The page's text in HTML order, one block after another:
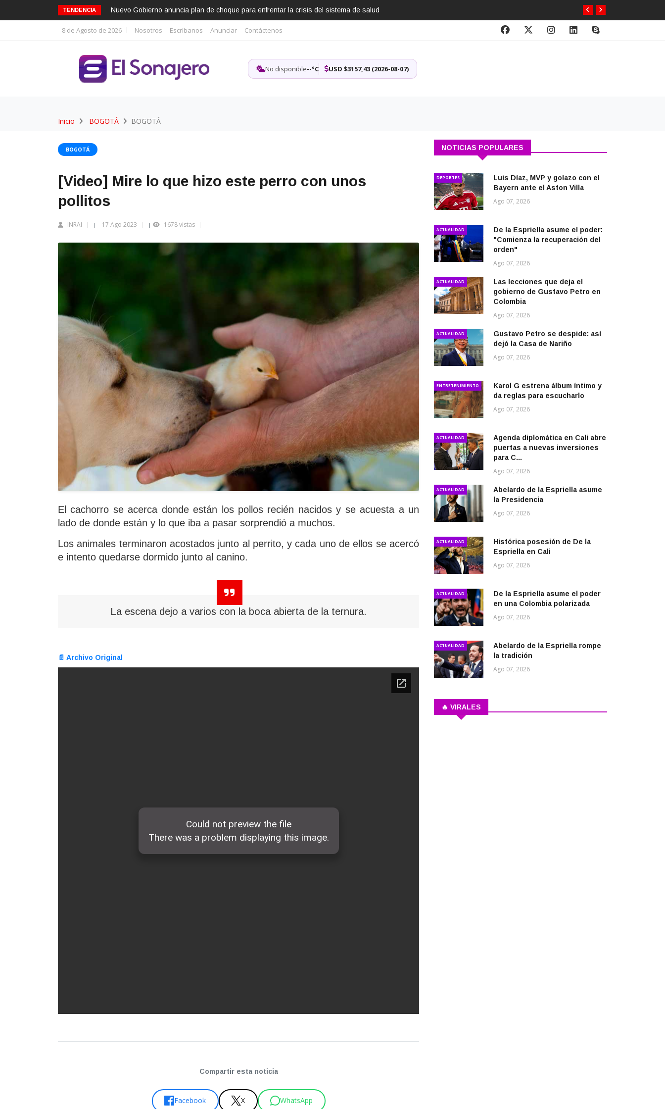
TENDENCIA Nuevo Gobierno anuncia plan de choque para enfrentar la crisis del sistema de salud
8 de Agosto de 2026 Nosotros Escríbanos Anunciar Contáctenos
No disponible--°C USD $3157,43 (2026-08-07)
Inicio BOGOTÁ BOGOTÁ
BOGOTÁ
[Video] Mire lo que hizo este perro con unos
pollitos
INRAI | 17 Ago 2023 | 1678 vistas
El cachorro se acerca donde están los pollos recién nacidos y se acuesta a un
lado de donde están y lo que iba a pasar sorprendió a muchos.
Los animales terminaron acostados junto al perrito, y cada uno de ellos se acercó
e intento quedarse dormido junto al canino.
La escena dejo a varios con la boca abierta de la ternura.
📄 Archivo Original
Compartir esta noticia
Facebook X WhatsApp
NOTICIAS POPULARES
DEPORTES
Luis Díaz, MVP y golazo con el
Bayern ante el Aston Villa
Ago 07, 2026
ACTUALIDAD
De la Espriella asume el poder:
"Comienza la recuperación del
orden"
Ago 07, 2026
ACTUALIDAD
Las lecciones que deja el
gobierno de Gustavo Petro en
Colombia
Ago 07, 2026
ACTUALIDAD
Gustavo Petro se despide: así
dejó la Casa de Nariño
Ago 07, 2026
ENTRETENIMIENTO
Karol G estrena álbum íntimo y
da reglas para escucharlo
Ago 07, 2026
ACTUALIDAD
Agenda diplomática en Cali abre
puertas a nuevas inversiones
para C...
Ago 07, 2026
ACTUALIDAD
Abelardo de la Espriella asume
la Presidencia
Ago 07, 2026
ACTUALIDAD
Histórica posesión de De la
Espriella en Cali
Ago 07, 2026
ACTUALIDAD
De la Espriella asume el poder
en una Colombia polarizada
Ago 07, 2026
ACTUALIDAD
Abelardo de la Espriella rompe
la tradición
Ago 07, 2026
🔥 VIRALES